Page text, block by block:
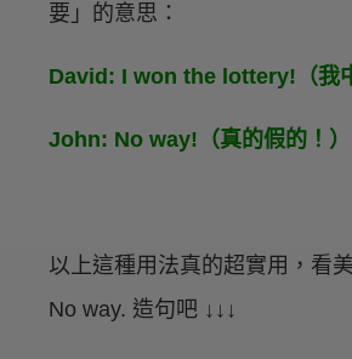
要」的意思：
David: I won the lottery!（我
John: No way!（真的假的！）
以上這種用法真的超實用，看
No way. 造句吧 ↓↓↓